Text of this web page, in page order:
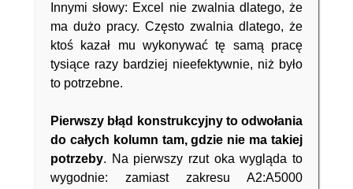
Innymi słowy: Excel nie zwalnia dlatego, że
ma dużo pracy. Często zwalnia dlatego, że
ktoś kazał mu wykonywać tę samą pracę
tysiące razy bardziej nieefektywnie, niż było
to potrzebne.
Pierwszy błąd konstrukcyjny to odwołania
do całych kolumn tam, gdzie nie ma takiej
potrzeby. Na pierwszy rzut oka wygląda to
wygodnie: zamiast zakresu A2:A5000